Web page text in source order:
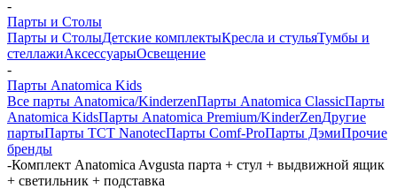
-
Парты и Столы
Парты и СтолыДетские комплектыКресла и стульяТумбы и
стеллажиАксессуарыОсвещение
-
Парты Anatomica Kids
Все парты Anatomica/KinderzenПарты Anatomica ClassicПарты
Anatomica KidsПарты Anatomica Premium/KinderZenДругие
партыПарты TCT NanotecПарты Comf-ProПарты ДэмиПрочие
бренды
-Комплект Anatomica Avgusta парта + стул + выдвижной ящик
+ светильник + подставка